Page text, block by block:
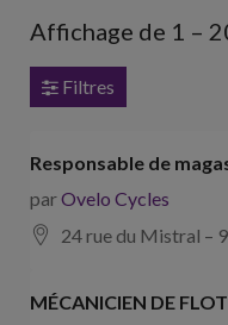
Affichage de 1 –
Filtres
Responsable de
parOvelo Cycles
24 rue du Mistral –
MÉCANICIEN DE